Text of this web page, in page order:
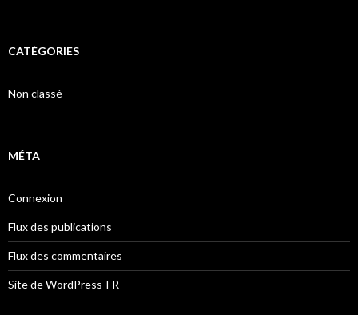
CATÉGORIES
Non classé
MÉTA
Connexion
Flux des publications
Flux des commentaires
Site de WordPress-FR